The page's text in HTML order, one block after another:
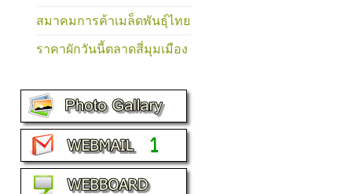
สมาคมการค้าเมล็ดพันธุ์ไทย
ราคาผักวันนี้ตลาดสี่มุมเมือง